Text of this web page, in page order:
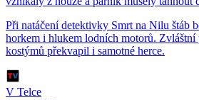
Při natáčení detektivky Smrt na Nilu štáb
horkem i hlukem lodních motorů.
kostýmů překvapil i samotné herce.
V Telce